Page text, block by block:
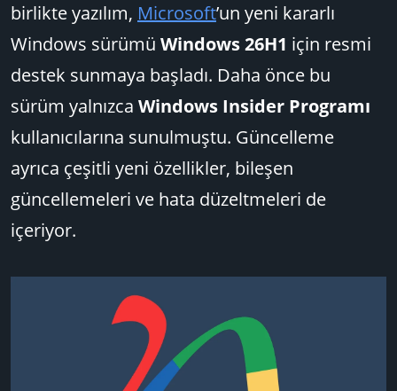
birlikte yazılım, Microsoft’un yeni kararlı
Windows sürümü Windows 26H1 için resmi
destek sunmaya başladı. Daha önce bu
sürüm yalnızca Windows Insider Programı
kullanıcılarına sunulmuştu. Güncelleme
ayrıca çeşitli yeni özellikler, bileşen
güncellemeleri ve hata düzeltmeleri de
içeriyor.